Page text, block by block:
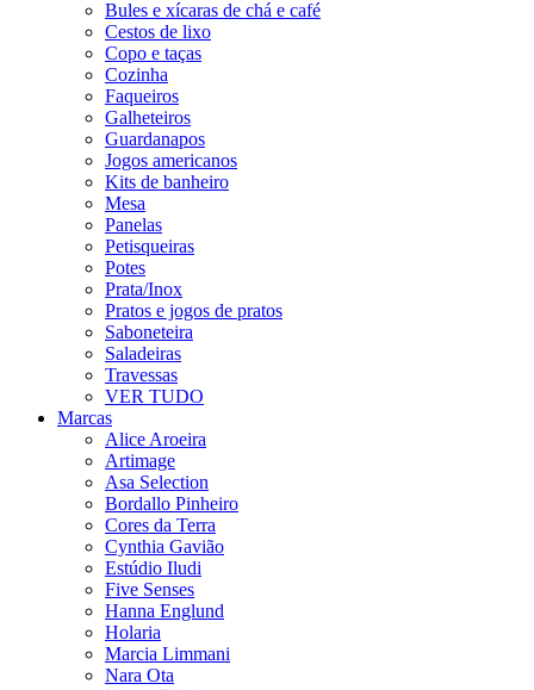
Bules e xícaras de chá e café
Cestos de lixo
Copo e taças
Cozinha
Faqueiros
Galheteiros
Guardanapos
Jogos americanos
Kits de banheiro
Mesa
Panelas
Petisqueiras
Potes
Prata/Inox
Pratos e jogos de pratos
Saboneteira
Saladeiras
Travessas
VER TUDO
Marcas
Alice Aroeira
Artimage
Asa Selection
Bordallo Pinheiro
Cores da Terra
Cynthia Gavião
Estúdio Iludi
Five Senses
Hanna Englund
Holaria
Marcia Limmani
Nara Ota